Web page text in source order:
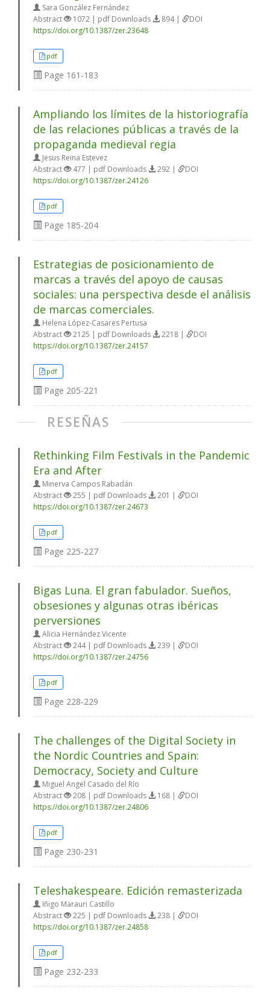
Sara González Fernández
Abstract
1072 | pdf Downloads 894 |
DOI
https://doi.org/10.1387/zer.23648
pdf
Page 161-183
Ampliando los límites de la historiografía
de las relaciones públicas a través de la
propaganda medieval regia
Jesus Reina Estevez
Abstract
477 | pdf Downloads 292 |
DOI
https://doi.org/10.1387/zer.24126
pdf
Page 185-204
Estrategias de posicionamiento de
marcas a través del apoyo de causas
sociales: una perspectiva desde el análisis
de marcas comerciales.
Helena López-Casares Pertusa
Abstract
2125 | pdf Downloads 2218 |
DOI
https://doi.org/10.1387/zer.24157
pdf
Page 205-221
RESEÑAS
Rethinking Film Festivals in the Pandemic
Era and After
Minerva Campos Rabadán
Abstract
255 | pdf Downloads 201 |
DOI
https://doi.org/10.1387/zer.24673
pdf
Page 225-227
Bigas Luna. El gran fabulador. Sueños,
obsesiones y algunas otras ibéricas
perversiones
Alicia Hernández Vicente
Abstract
244 | pdf Downloads 239 |
DOI
https://doi.org/10.1387/zer.24756
pdf
Page 228-229
The challenges of the Digital Society in
the Nordic Countries and Spain:
Democracy, Society and Culture
Miguel Angel Casado del Río
Abstract
208 | pdf Downloads 168 |
DOI
https://doi.org/10.1387/zer.24806
pdf
Page 230-231
Teleshakespeare. Edición remasterizada
Iñigo Marauri Castillo
Abstract
225 | pdf Downloads 238 |
DOI
https://doi.org/10.1387/zer.24858
pdf
Page 232-233